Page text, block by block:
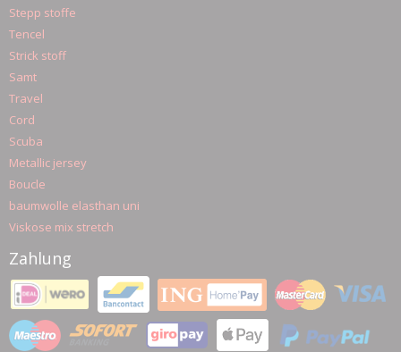
Stepp stoffe
Tencel
Strick stoff
Samt
Travel
Cord
Scuba
Metallic jersey
Boucle
baumwolle elasthan uni
Viskose mix stretch
Zahlung